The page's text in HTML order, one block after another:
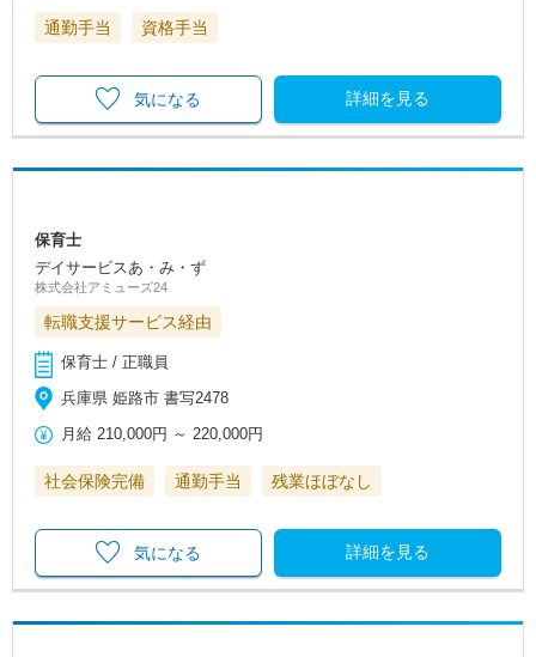
通勤手当 資格手当
詳細を見る
気になる
保育士
デイサービスあ・み・ず
株式会社アミューズ24
転職支援サービス経由
保育士 / 正職員
兵庫県 姫路市 書写2478
月給 210,000円 ～ 220,000円
社会保険完備 通勤手当 残業ほぼなし
詳細を見る
気になる